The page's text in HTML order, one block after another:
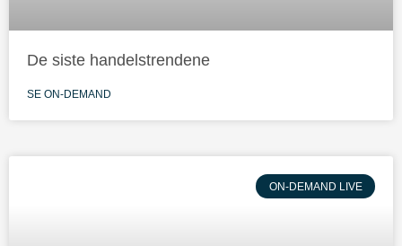
De siste handelstrendene
SE ON-DEMAND
ON-DEMAND LIVE